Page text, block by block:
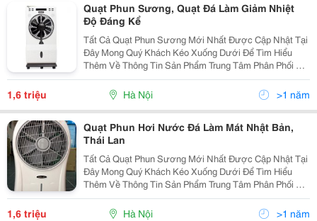
Quạt Phun Sương, Quạt Đá Làm Giảm Nhiệt
Độ Đáng Kể
Tất Cả Quạt Phun Sương Mới Nhất Được Cập Nhật Tại
Đây Mong Quý Khách Kéo Xuống Dưới Để Tìm Hiểu
Thêm Về Thông Tin Sản Phẩm Trung Tâm Phân Phối Và
Bảo Hành Sản Phẩm Số 2 Ngõ 105/15 Doãn Kế Thiện,
Mai Dịch, Cầu Giấy, Hà Nội Đt : 0984.65.198
1,6 triệu Hà Nội >1 năm
Quạt Phun Hơi Nước Đá Làm Mát Nhật Bản,
Thái Lan
Tất Cả Quạt Phun Sương Mới Nhất Được Cập Nhật Tại
Đây Mong Quý Khách Kéo Xuống Dưới Để Tìm Hiểu
Thêm Về Thông Tin Sản Phẩm Trung Tâm Phân Phối Và
Bảo Hành Sản Phẩm Số 2 Ngõ 105/15 Doãn Kế Thiện,
Mai Dịch, Cầu Giấy, Hà Nội Đt : 0984.65.198
1,6 triệu Hà Nội >1 năm